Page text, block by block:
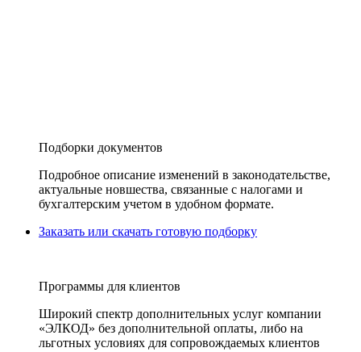
Подборки документов
Подробное описание изменений в законодательстве,
актуальные новшества, связанные с налогами и
бухгалтерским учетом в удобном формате.
Заказать или скачать готовую подборку
Программы для клиентов
Широкий спектр дополнительных услуг компании
«ЭЛКОД» без дополнительной оплаты, либо на
льготных условиях для сопровождаемых клиентов